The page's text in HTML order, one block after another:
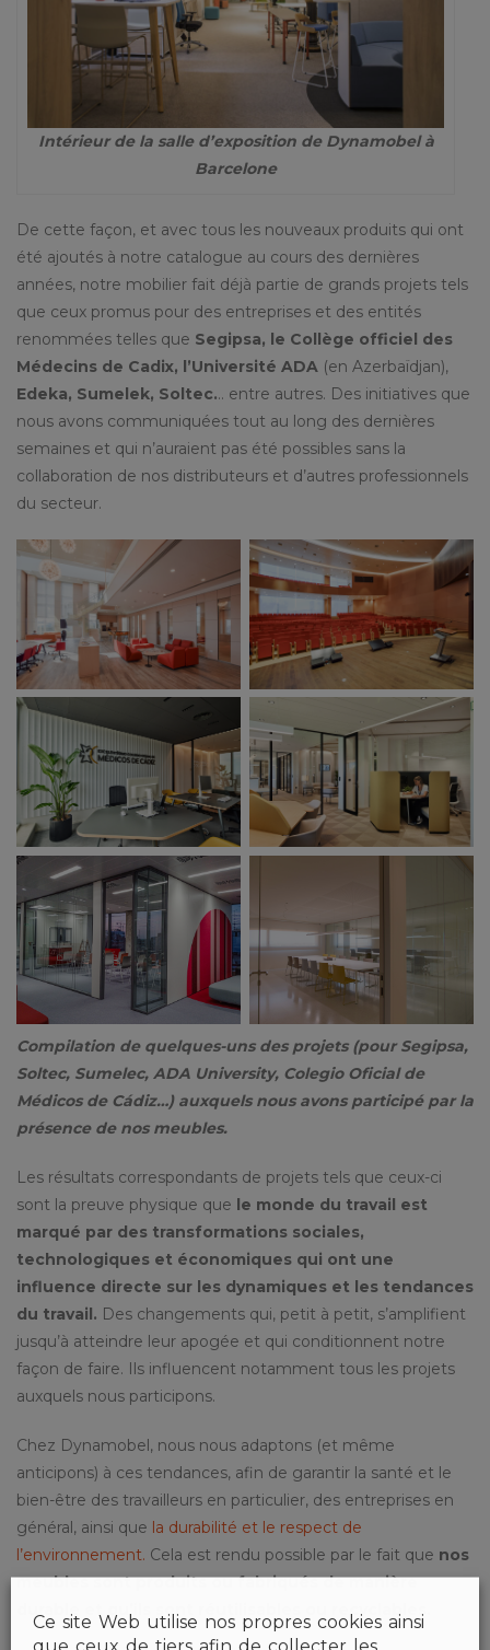
Intérieur de la salle d’exposition de Dynamobel à
Barcelone
De cette façon, et avec tous les nouveaux produits qui ont
été ajoutés à notre catalogue au cours des dernières
années, notre mobilier fait déjà partie de grands projets tels
que ceux promus pour des entreprises et des entités
renommées telles que Segipsa, le Collège officiel des
Médecins de Cadix, l’Université ADA (en Azerbaïdjan),
Edeka, Sumelek, Soltec... entre autres. Des initiatives que
nous avons communiquées tout au long des dernières
semaines et qui n’auraient pas été possibles sans la
collaboration de nos distributeurs et d’autres professionnels
du secteur.
Compilation de quelques-uns des projets (pour Segipsa,
Soltec, Sumelec, ADA University, Colegio Oficial de
Médicos de Cádiz…) auxquels nous avons participé par la
présence de nos meubles.
Les résultats correspondants de projets tels que ceux-ci
sont la preuve physique que le monde du travail est
marqué par des transformations sociales,
technologiques et économiques qui ont une
influence directe sur les dynamiques et les tendances
du travail. Des changements qui, petit à petit, s’amplifient
jusqu’à atteindre leur apogée et qui conditionnent notre
façon de faire. Ils influencent notamment tous les projets
auxquels nous participons.
Chez Dynamobel, nous nous adaptons (et même
anticipons) à ces tendances, afin de garantir la santé et le
bien-être des travailleurs en particulier, des entreprises en
général, ainsi que la durabilité et le respect de
l’environnement. Cela est rendu possible par le fait que nos
meubles sont produits ou fabriqués de manière
durable et qu’ils sont réutilisables ou recyclables.
Ce site Web utilise nos propres cookies ainsi
que ceux de tiers afin de collecter les